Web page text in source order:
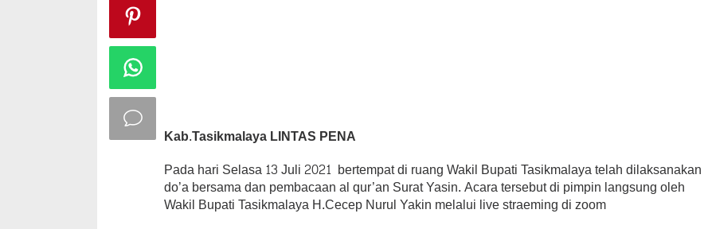
Kab.Tasikmalaya LINTAS PENA
Pada hari Selasa 13 Juli 2021 bertempat di ruang Wakil Bupati Tasikmalaya telah dilaksanakan
do’a bersama dan pembacaan al qur’an Surat Yasin. Acara tersebut di pimpin langsung oleh
Wakil Bupati Tasikmalaya H.Cecep Nurul Yakin melalui live straeming di zoom